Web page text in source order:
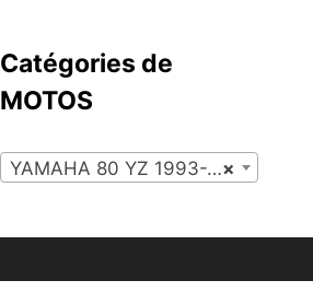
Catégories de
MOTOS
×
YAMAHA 80 YZ 1993-2001 (103)